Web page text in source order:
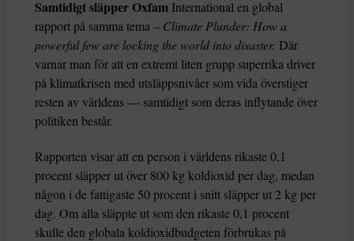
Samtidigt släpper Oxfam International en global
rapport på samma tema – Climate Plunder: How a
powerful few are locking the world into disaster. Där
varnar man för att en extremt liten grupp superrika driver
på klimatkrisen med utsläppsnivåer som vida överstiger
resten av världens — samtidigt som deras inflytande över
politiken består.
Rapporten visar att en person i världens rikaste 0,1
procent släpper ut över 800 kg koldioxid per dag, medan
någon i de fattigaste 50 procent i snitt släpper ut 2 kg per
dag. Om alla släppte ut som den rikaste 0,1 procent
skulle den globala koldioxidbudgeten förbrukas på